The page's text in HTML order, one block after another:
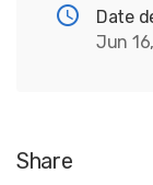
Date
Jun
Share